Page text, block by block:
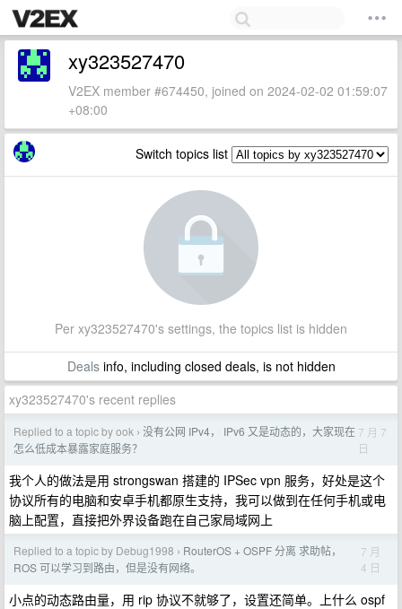
xy323527470
V2EX member #674450, joined on 2024-02-02 01:59:07
+08:00
Switch topics list
Per xy323527470's settings, the topics list is hidden
Dealsinfo, including closed deals, is not hidden
xy323527470's recent replies
Replied to a topic by ook › 没有公网 IPv4， IPv6 又是动态的，大家现在
怎么低成本暴露家庭服务？
7 月 7
日
我个人的做法是用 strongswan 搭建的 IPSec vpn 服务，好处是这个
协议所有的电脑和安卓手机都原生支持，我可以做到在任何手机或电
脑上配置，直接把外界设备跑在自己家局域网上
Replied to a topic by Debug1998 › RouterOS + OSPF 分离 求助帖，
ROS 可以学习到路由，但是没有网络。
7 月
4 日
小点的动态路由量，用 rip 协议不就够了，设置还简单。上什么 ospf